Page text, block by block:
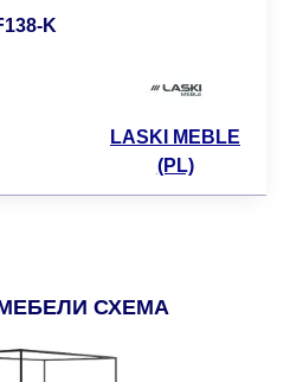
СХЕМА
K
LASKI MEBLE
(PL)